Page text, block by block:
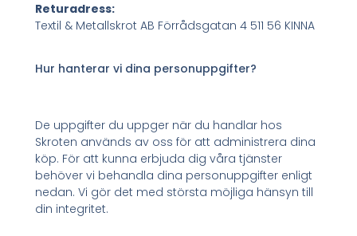
Returadress:
Textil & Metallskrot AB Förrådsgatan 4 511 56 KINNA
Hur hanterar vi dina personuppgifter?
De uppgifter du uppger när du handlar hos
Skroten används av oss för att administrera dina
köp. För att kunna erbjuda dig våra tjänster
behöver vi behandla dina personuppgifter enligt
nedan. Vi gör det med största möjliga hänsyn till
din integritet.